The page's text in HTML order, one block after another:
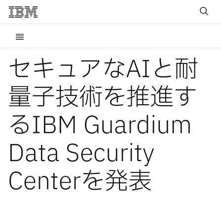
セキュアなAIと耐
量子技術を推進す
るIBM Guardium
Data Security
Centerを発表